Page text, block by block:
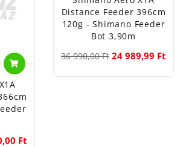
Ft
Distance Feeder 396cm
120g - Shimano Feeder
Bot 3,90m
36 990,00 Ft 24 989,99 Ft